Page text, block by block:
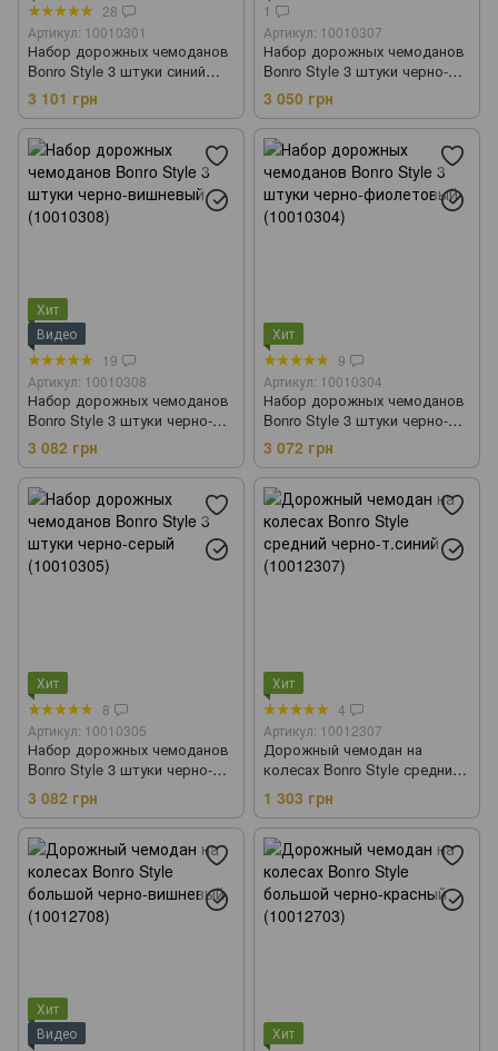
28
Артикул: 10010301
Набор дорожных чемоданов
Bonro Style 3 штуки синий
(10010301)
3 101 грн
1
Артикул: 10010307
Набор дорожных чемоданов
Bonro Style 3 штуки черно-
т.синий (10010307)
3 050 грн
Хит
Видео
19
Артикул: 10010308
Набор дорожных чемоданов
Bonro Style 3 штуки черно-
вишневый (10010308)
3 082 грн
Хит
9
Артикул: 10010304
Набор дорожных чемоданов
Bonro Style 3 штуки черно-
фиолетовый (10010304)
3 072 грн
Хит
8
Артикул: 10010305
Набор дорожных чемоданов
Bonro Style 3 штуки черно-
серый (10010305)
3 082 грн
Хит
4
Артикул: 10012307
Дорожный чемодан на
колесах Bonro Style средний
черно-т.синий (10012307)
1 303 грн
Хит
Видео
Хит